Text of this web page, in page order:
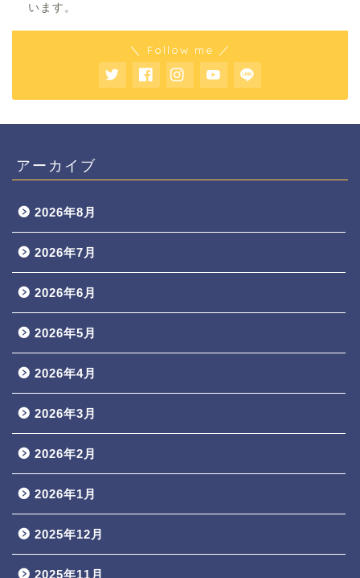
います。
＼ Follow me ／
アーカイブ
2026年8月
2026年7月
2026年6月
2026年5月
2026年4月
2026年3月
2026年2月
2026年1月
2025年12月
2025年11月